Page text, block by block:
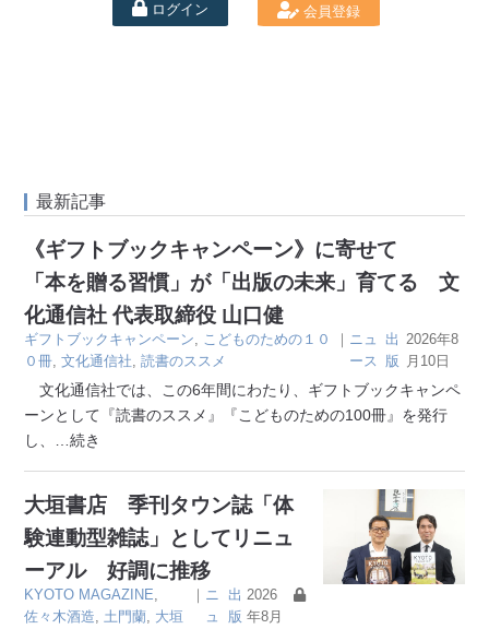
ログイン 会員登録
最新記事
《ギフトブックキャンペーン》に寄せて
「本を贈る習慣」が「出版の未来」育てる 文
化通信社 代表取締役 山口健
ギフトブックキャンペーン, こどものための１０
０冊,文化通信社,読書のススメ
｜ ニュ
ース
出
版
2026年8
月10日
文化通信社では、この6年間にわたり、ギフトブックキャンペ
ーンとして『読書のススメ』『こどものための100冊』を発行
し、
…続き
大垣書店 季刊タウン誌「体
験連動型雑誌」としてリニュ
ーアル 好調に推移
KYOTO MAGAZINE,
佐々木酒造,土門蘭, 大垣
｜ ニ
ュ
出
版
2026
年8月